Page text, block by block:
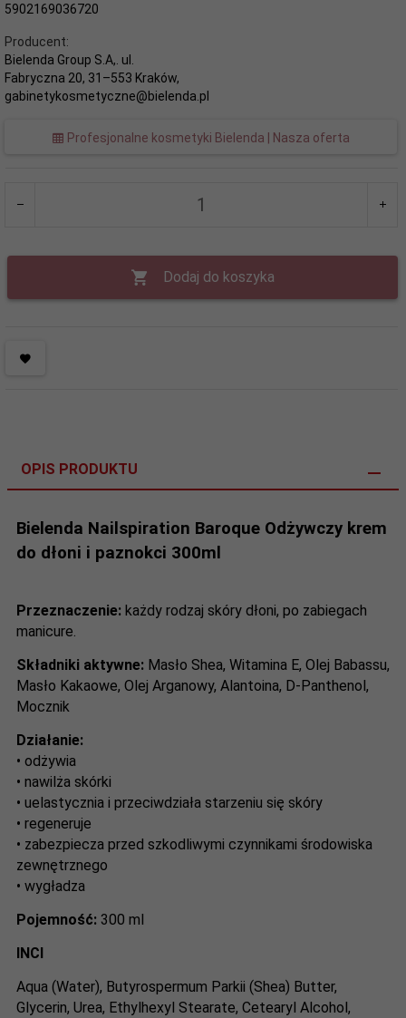
5902169036720
Producent:
Bielenda Group S.A,. ul.
Fabryczna 20, 31–553 Kraków,
gabinetykosmetyczne@bielenda.pl
Profesjonalne kosmetyki Bielenda | Nasza oferta
Dodaj do koszyka
OPIS PRODUKTU
Bielenda Nailspiration Baroque Odżywczy krem
do dłoni i paznokci 300ml
Przeznaczenie: każdy rodzaj skóry dłoni, po zabiegach
manicure.
Składniki aktywne: Masło Shea, Witamina E, Olej Babassu,
Masło Kakaowe, Olej Arganowy, Alantoina, D-Panthenol,
Mocznik
Działanie:
• odżywia
• nawilża skórki
• uelastycznia i przeciwdziała starzeniu się skóry
• regeneruje
• zabezpiecza przed szkodliwymi czynnikami środowiska
zewnętrznego
• wygładza
Pojemność: 300 ml
INCI
Aqua (Water), Butyrospermum Parkii (Shea) Butter,
Glycerin, Urea, Ethylhexyl Stearate, Cetearyl Alcohol,